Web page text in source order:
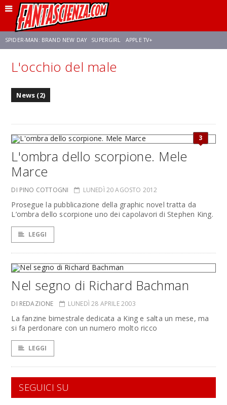
SPIDER-MAN: BRAND NEW DAY SUPERGIRL APPLE TV+
FRANCO RICCIARDIELLO ZENDAYA AVENGERS: DOOMSDAY
L'occhio del male
News (2)
3
L'ombra dello scorpione. Mele
Marce
DI PINO COTTOGNI LUNEDÌ 20 AGOSTO 2012
Prosegue la pubblicazione della graphic novel tratta da
L’ombra dello scorpione uno dei capolavori di Stephen King.
LEGGI
Nel segno di Richard Bachman
DI REDAZIONE LUNEDÌ 28 APRILE 2003
La fanzine bimestrale dedicata a King e salta un mese, ma
si fa perdonare con un numero molto ricco
LEGGI
SEGUICI SU